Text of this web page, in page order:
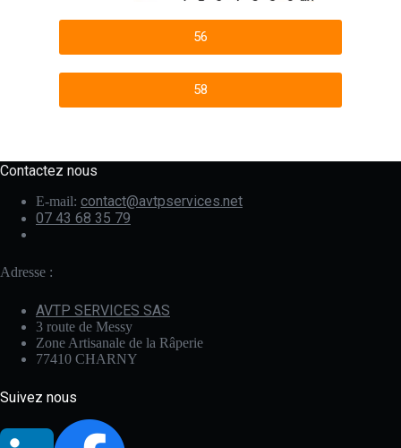
56
58
Contactez nous
E-mail: contact@avtpservices.net
07 43 68 35 79
Adresse :
AVTP SERVICES SAS
3 route de Messy
Zone Artisanale de la Râperie
77410 CHARNY
Suivez nous